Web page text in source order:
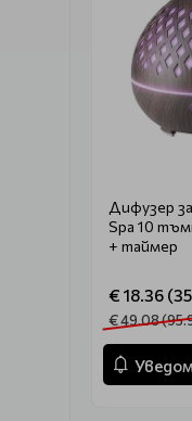
Дифузер
Spa 10
+ таймер
€ 18.36
€ 49.08